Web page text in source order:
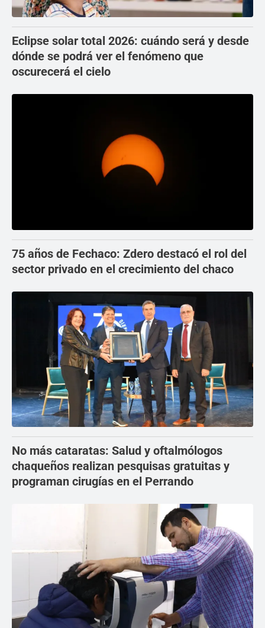
Eclipse solar total 2026: cuándo será y desde
dónde se podrá ver el fenómeno que
oscurecerá el cielo
75 años de Fechaco: Zdero destacó el rol del
sector privado en el crecimiento del chaco
No más cataratas: Salud y oftalmólogos
chaqueños realizan pesquisas gratuitas y
programan cirugías en el Perrando